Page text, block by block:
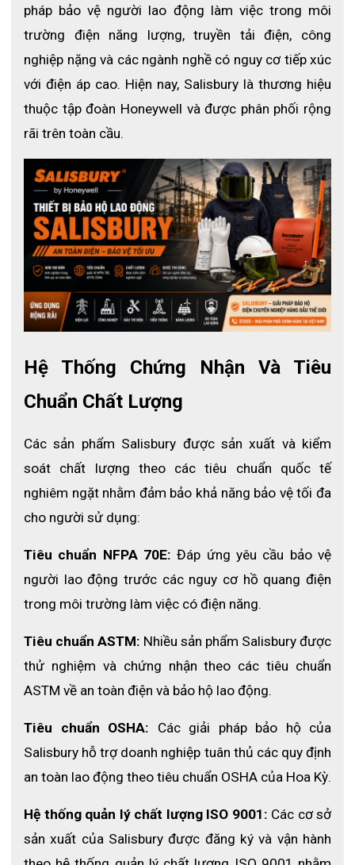
Kích thước vùng quan sát:
7.5 x 20 inch
Khiên lăng kính chống biến dạng hình ảnh
Độ dày kính: 0.06 inch
Khả năng chống UV: > 99.9%
Tính năng: Chống sương mù hiệu quả
Tiêu chuẩn: ANSI Z87.1, CSA, ASTM F2178
Đặc điểm nổi bật của mũ chống hồ
quang điện Salisbury
Mũ chống hồ quang điện Salisbury được thiết kế để mang lại
mức ATPV đạt 12 cal/cm², giúp giảm thiểu đáng kể rủi ro bỏng
nhiệt và tổn thương trong quá trình làm việc với hệ thống điện.
Không chỉ đảm bảo an toàn, sản phẩm còn sở hữu tấm kính
lăng kính cao cấp cho tầm nhìn rõ nét, hình ảnh trung thực và
cầu độ chính xác cao.
Bên cạnh đó, khả năng lọc hơn 99.9% tia UV kết hợp với lớp phủ
chống sương mù giúp người dùng duy trì tầm nhìn ổn định ngay
cả trong môi trường nóng ẩm hoặc nhiều khói bụi. Thiết kế mũ
mang lại sự thoải mái và linh hoạt trong suốt quá trình làm việc.
pháp bảo vệ người lao động làm việc trong môi
trường điện năng lượng, truyền tải điện, công
nghiệp nặng và các ngành nghề có nguy cơ tiếp xúc
với điện áp cao. Hiện nay, Salisbury là thương hiệu
thuộc tập đoàn Honeywell và được phân phối rộng
rãi trên toàn cầu.
Hệ Thống Chứng Nhận Và Tiêu
Chuẩn Chất Lượng
Các sản phẩm Salisbury được sản xuất và kiểm
soát chất lượng theo các tiêu chuẩn quốc tế
nghiêm ngặt nhằm đảm bảo khả năng bảo vệ tối đa
cho người sử dụng:
Tiêu chuẩn NFPA 70E: Đáp ứng yêu cầu bảo vệ
người lao động trước các nguy cơ hồ quang điện
trong môi trường làm việc có điện năng.
Tiêu chuẩn ASTM: Nhiều sản phẩm Salisbury được
thử nghiệm và chứng nhận theo các tiêu chuẩn
ASTM về an toàn điện và bảo hộ lao động.
Tiêu chuẩn OSHA: Các giải pháp bảo hộ của
Salisbury hỗ trợ doanh nghiệp tuân thủ các quy định
an toàn lao động theo tiêu chuẩn OSHA của Hoa Kỳ.
Hệ thống quản lý chất lượng ISO 9001: Các cơ sở
sản xuất của Salisbury được đăng ký và vận hành